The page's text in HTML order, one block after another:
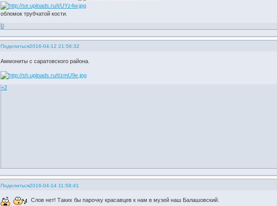
обломок трубчатой кости.
0
Поделиться2016-04-12 21:56:32
Аммониты с саратовского района.
+2
Поделиться2016-04-14 11:58:41
Слов нет! Таких бы парочку красавцев к нам в музей наш Балашовский.